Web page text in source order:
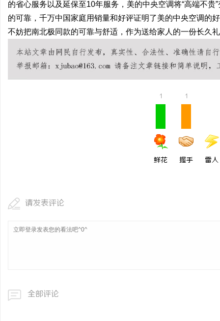
的省心服务以及延保至10年服务，美的中央空调将“高端不
的可靠，千万中国家庭用销量和好评证明了美的中央空调的
不妨把南北极同款的可靠与舒适，作为送给家人的一份长久
1
鲜花
1
握手 雷人
请发表评论
全部评论